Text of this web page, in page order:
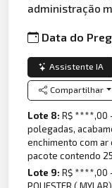
administração
Data do
Assistente IA
Compartilhar
Lote 8:R$ ****,00
polegadas,
enchimento com ar
pacote contendo
Lote 9:R$ ****,00